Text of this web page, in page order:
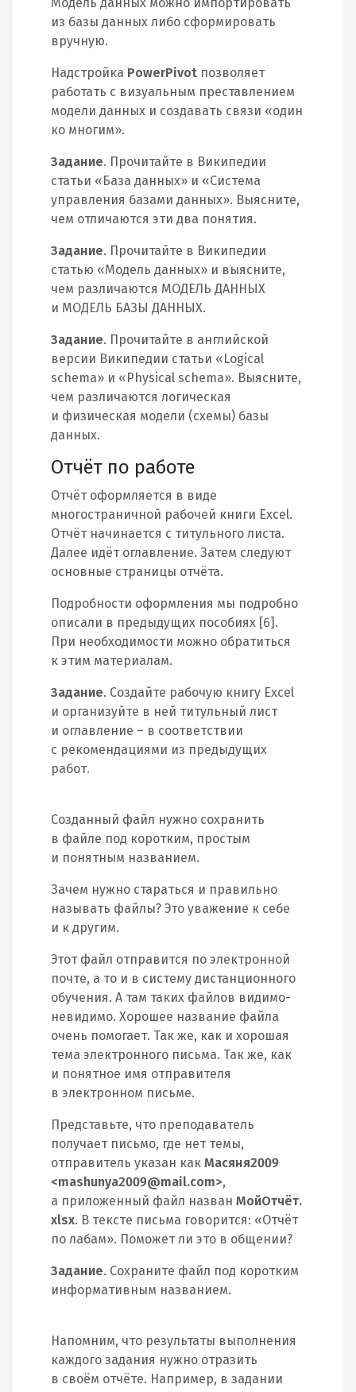
из базы данных либо сформировать
вручную.
Надстройка PowerPivot позволяет
работать с визуальным преставлением
модели данных и создавать связи «один
ко многим».
Задание. Прочитайте в Википедии
статьи «База данных» и «Система
управления базами данных». Выясните,
чем отличаются эти два понятия.
Задание. Прочитайте в Википедии
статью «Модель данных» и выясните,
чем различаются МОДЕЛЬ ДАННЫХ
и МОДЕЛЬ БАЗЫ ДАННЫХ.
Задание. Прочитайте в английской
версии Википедии статьи «Logical
schema» и «Physical schema». Выясните,
чем различаются логическая
и физическая модели (схемы) базы
данных.
Отчёт по работе
Отчёт оформляется в виде
многостраничной рабочей книги Excel.
Отчёт начинается с титульного листа.
Далее идёт оглавление. Затем следуют
основные страницы отчёта.
Подробности оформления мы подробно
описали в предыдущих пособиях [6].
При необходимости можно обратиться
к этим материалам.
Задание. Создайте рабочую книгу Excel
и организуйте в ней титульный лист
и оглавление – в соответствии
с рекомендациями из предыдущих
работ.
Созданный файл нужно сохранить
в файле под коротким, простым
и понятным названием.
Зачем нужно стараться и правильно
называть файлы? Это уважение к себе
и к другим.
Этот файл отправится по электронной
почте, а то и в систему дистанционного
обучения. А там таких файлов видимо-
невидимо. Хорошее название файла
очень помогает. Так же, как и хорошая
тема электронного письма. Так же, как
и понятное имя отправителя
в электронном письме.
Представьте, что преподаватель
получает письмо, где нет темы,
отправитель указан как Масяня2009
<mashunya2009@mail.com>,
а приложенный файл назван МойОтчёт.
xlsx. В тексте письма говорится: «Отчёт
по лабам». Поможет ли это в общении?
Задание. Сохраните файл под коротким
информативным названием.
Напомним, что результаты выполнения
каждого задания нужно отразить
в своём отчёте. Например, в задании